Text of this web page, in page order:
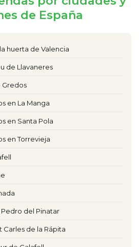
de España
huerta de Valencia
de Llavaneres
Gredos
en La Manga
en Santa Pola
en Torrevieja
Pedro del Pinatar
Carles de la Rápita